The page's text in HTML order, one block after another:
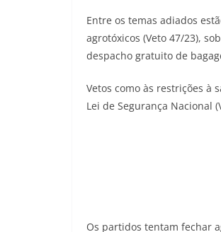
Entre os temas adiados
agrotóxicos (Veto 47/23),
despacho gratuito de
Vetos como às restrições à
Lei de Segurança Nacional
Os partidos tentam fechar